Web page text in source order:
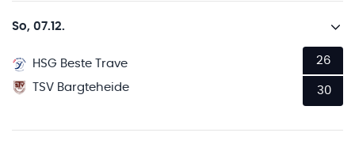
So, 07.12.
HSG Beste Trave
TSV Bargteheide
26
30